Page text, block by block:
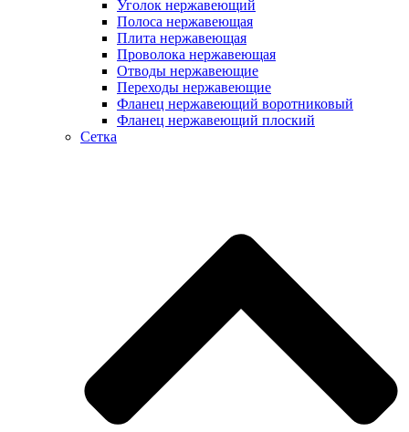
Уголок нержавеющий
Полоса нержавеющая
Плита нержавеющая
Проволока нержавеющая
Отводы нержавеющие
Переходы нержавеющие
Фланец нержавеющий воротниковый
Фланец нержавеющий плоский
Сетка